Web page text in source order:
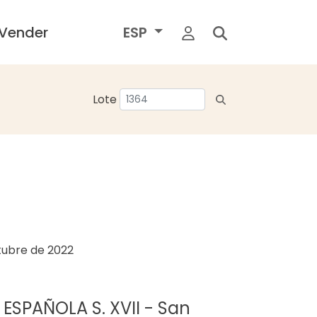
ESP
Lote
de 2022
S. XVII - San